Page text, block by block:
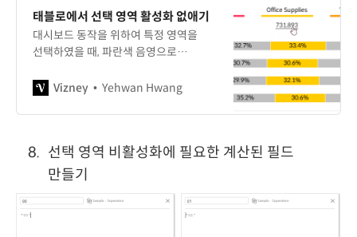
태블로에서 선택 영역 활성화 없애기
대시보드 동작을 위하여 특정 영역을
선택하였을 때, 파란색 음영으로
방법입니다.
Vizney Yehwan Hwang
선택 영역 비활성화에 필요한 계산된 필드
만들기